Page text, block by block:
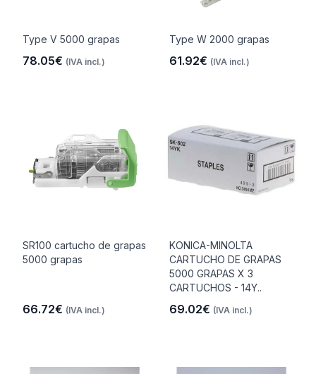
Type V 5000 grapas
78.05€ (IVA incl.)
Type W 2000 grapas
61.92€ (IVA incl.)
SR100 cartucho de grapas
5000 grapas
66.72€ (IVA incl.)
KONICA-MINOLTA
CARTUCHO DE GRAPAS
5000 GRAPAS X 3
CARTUCHOS - 14Y..
69.02€ (IVA incl.)